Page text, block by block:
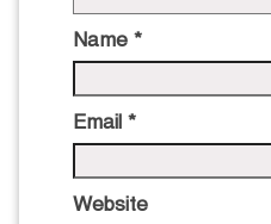
Name *
Email *
Website